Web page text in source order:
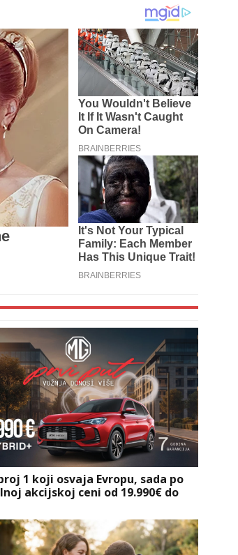
1 koji osvaja Evropu, sada po
akcijskoj ceni od 19.990€ do